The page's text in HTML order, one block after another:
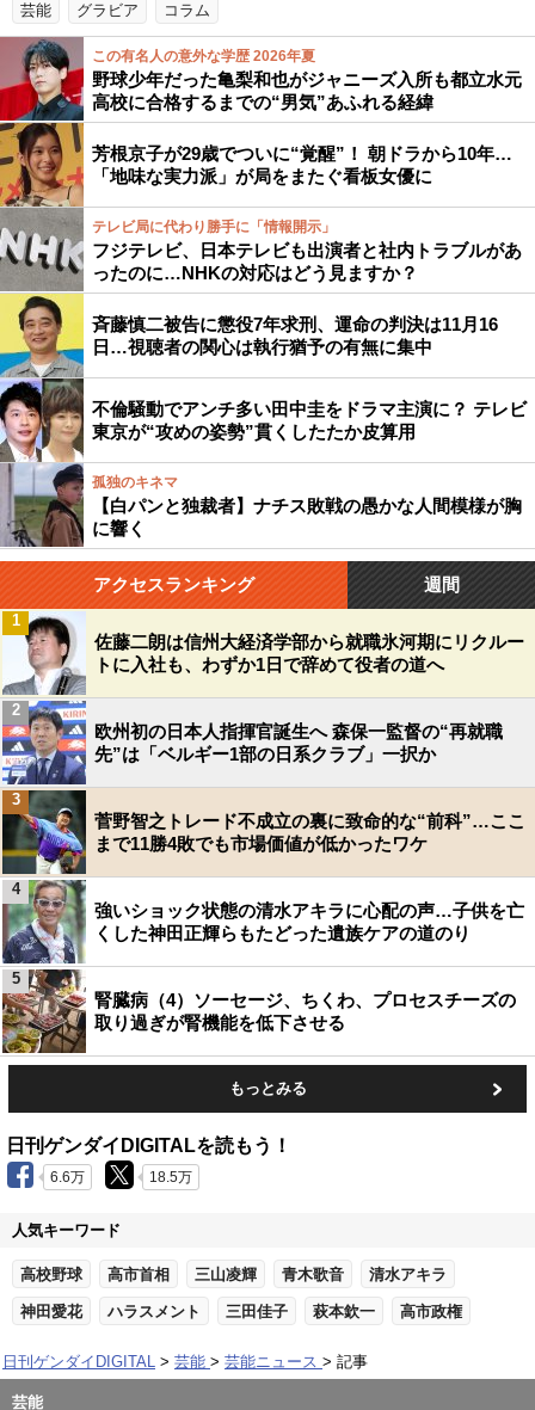
芸能 グラビア コラム
この有名人の意外な学歴 2026年夏
野球少年だった亀梨和也がジャニーズ入所も都立水元
高校に合格するまでの“男気”あふれる経緯
芳根京子が29歳でついに“覚醒”！ 朝ドラから10年…
「地味な実力派」が局をまたぐ看板女優に
テレビ局に代わり勝手に「情報開示」
フジテレビ、日本テレビも出演者と社内トラブルがあ
ったのに…NHKの対応はどう見ますか？
斉藤慎二被告に懲役7年求刑、運命の判決は11月16
日…視聴者の関心は執行猶予の有無に集中
不倫騒動でアンチ多い田中圭をドラマ主演に？ テレビ
東京が“攻めの姿勢”貫くしたたか皮算用
孤独のキネマ
【白パンと独裁者】ナチス敗戦の愚かな人間模様が胸
に響く
アクセスランキング 週間
佐藤二朗は信州大経済学部から就職氷河期にリクルー
トに入社も、わずか1日で辞めて役者の道へ
1
欧州初の日本人指揮官誕生へ 森保一監督の“再就職
先”は「ベルギー1部の日系クラブ」一択か
2
菅野智之トレード不成立の裏に致命的な“前科”…ここ
まで11勝4敗でも市場価値が低かったワケ
3
強いショック状態の清水アキラに心配の声…子供を亡
くした神田正輝らもたどった遺族ケアの道のり
4
腎臓病（4）ソーセージ、ちくわ、プロセスチーズの
取り過ぎが腎機能を低下させる
5
もっとみる
日刊ゲンダイDIGITALを読もう！
6.6万 18.5万
人気キーワード
高校野球 高市首相 三山凌輝 青木歌音 清水アキラ
神田愛花 ハラスメント 三田佳子 萩本欽一 高市政権
日刊ゲンダイDIGITAL 芸能 芸能ニュース 記事
芸能